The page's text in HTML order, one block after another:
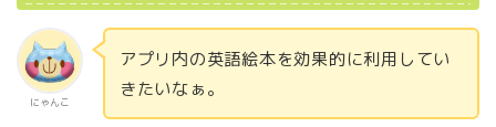
にゃんこ
アプリ内の英語絵本を効果的に利用してい
きたいなぁ。